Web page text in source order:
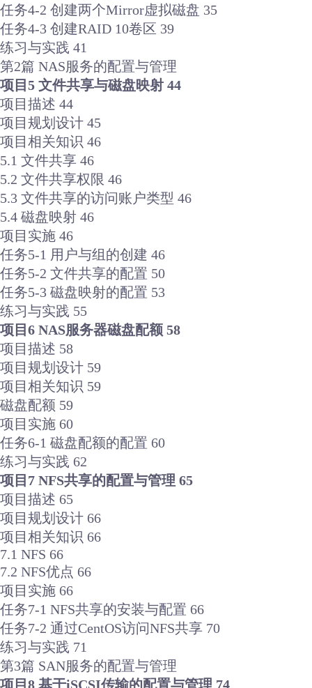
任务4-2 创建两个Mirror虚拟磁盘 35
任务4-3 创建RAID 10卷区 39
练习与实践 41
第2篇 NAS服务的配置与管理
项目5 文件共享与磁盘映射 44
项目描述 44
项目规划设计 45
项目相关知识 46
5.1 文件共享 46
5.2 文件共享权限 46
5.3 文件共享的访问账户类型 46
5.4 磁盘映射 46
项目实施 46
任务5-1 用户与组的创建 46
任务5-2 文件共享的配置 50
任务5-3 磁盘映射的配置 53
练习与实践 55
项目6 NAS服务器磁盘配额 58
项目描述 58
项目规划设计 59
项目相关知识 59
磁盘配额 59
项目实施 60
任务6-1 磁盘配额的配置 60
练习与实践 62
项目7 NFS共享的配置与管理 65
项目描述 65
项目规划设计 66
项目相关知识 66
7.1 NFS 66
7.2 NFS优点 66
项目实施 66
任务7-1 NFS共享的安装与配置 66
任务7-2 通过CentOS访问NFS共享 70
练习与实践 71
第3篇 SAN服务的配置与管理
项目8 基于iSCSI传输的配置与管理 74